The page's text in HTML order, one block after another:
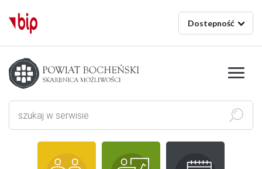
Dostepność
Starostwo powiatowe w Bochni
Szukaj